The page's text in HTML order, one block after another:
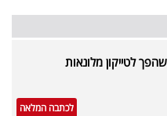
לטייקון מלונאות
לכתבה המלאה